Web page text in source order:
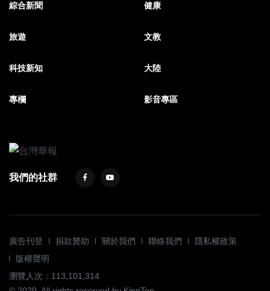
綜合新聞 健康
旅遊 文教
科技新知 大陸
專欄 影音專區
我們的社群
廣告刊登 捐款贊助 關於我們 聯絡我們
隱私權政策
版權聲明
瀏覽人次：113,101,314